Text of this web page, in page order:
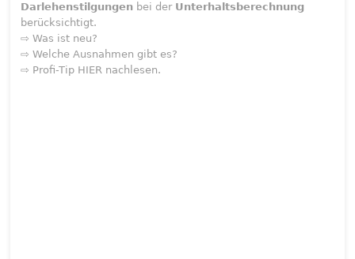
Darlehenstilgungen bei der Unterhaltsberechnung
berücksichtigt.
⇨ Was ist neu?
⇨ Welche Ausnahmen gibt es?
⇨ Profi-Tip HIER nachlesen.